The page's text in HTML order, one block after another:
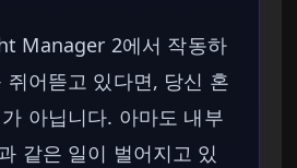
Manager 2에서 작동하
쥐어뜯고 있다면, 당신 혼
아닙니다. 아마도 내부
같은 일이 벌어지고 있